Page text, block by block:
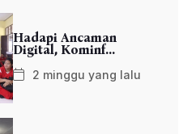
Hadapi Ancaman
Digital, Kominf...
2 minggu yang lalu